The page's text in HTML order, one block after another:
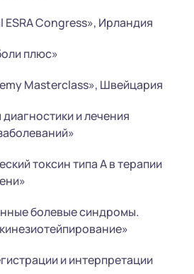
ESRA Congress», Ирландия
плюс»
Masterclass», Швейцария
и лечения
токсин типа А в терапии
болевые синдромы.
и интерпретации